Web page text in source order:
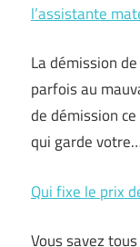
l’assistante
La démission
parfois au
de démission
qui garde
Qui fixe le prix
Vous savez